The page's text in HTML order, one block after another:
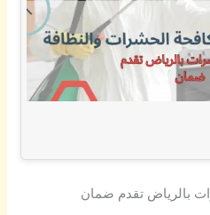
بالرياض تقدم ضمان